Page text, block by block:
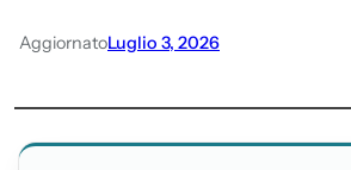
AggiornatoLuglio 3, 2026